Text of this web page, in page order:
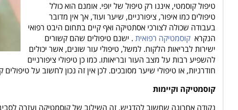
טיפול קוסמטי, איננו רק טיפול של יופי. אומנם הוא כולל
טיפולים כמו איפור, ציפורניים, שיער ועוד, אך אין מדובר
בעבודה שכולה לצורכי אסתטיקה ואף קיים בתחום היבט רפואי
הנקראקוסמטיקה רפואית . ישנם טיפולים שהם קשורים
ישירות לבריאות הלקוח. למשל, טיפולי עור שונים, אשר יכולים
להשפיע רבות על מצב העור ובריאותו. כמו כן טיפולי ציפורניים
חודרניות, או טיפולי שיער מסובכים. לכן אין זה נכון לחשוב על
קוסמטיקה וקיימות
נקודה אחרונה שחשוב להדגיש, זה השילוב של קוסמטיקה ועזרה